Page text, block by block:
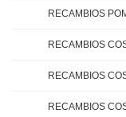
RECAMBIOS
RECAMBIOS
RECAMBIOS
RECAMBIOS